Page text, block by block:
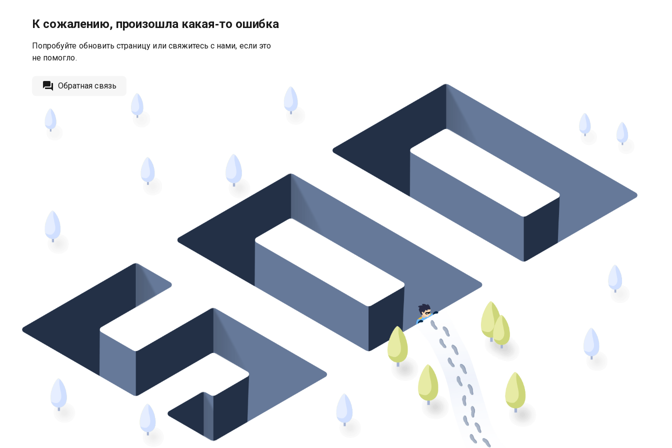
К сожалению, произошла какая‑то ошибка
Попробуйте обновить страницу или свяжитесь с нами, если это
не помогло.
Обратная связь